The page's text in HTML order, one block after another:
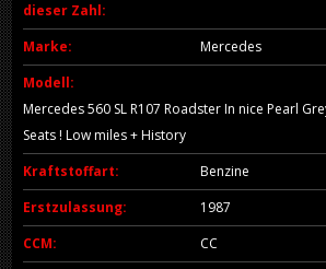
dieser Zahl:
Marke:
Mercedes
Modell:
Mercedes 560 SL R107 Roadster In nice Pearl
Seats ! Low miles + History
Kraftstoffart:
Benzine
Erstzulassung:
1987
CCM:
CC